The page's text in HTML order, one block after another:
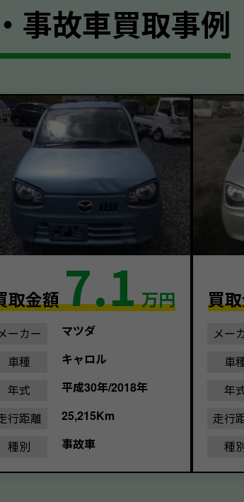
事故車買取事例
取金額7.1 万円
ーカー
マツダ
車種
キャロル
年式
平成30年/2018年
行距離
25,215Km
種別
事故車
買
メー
車
年
走行
種